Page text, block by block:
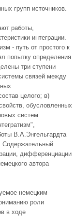
групп источников.
работы,
интеграции.
- путь от простого к
попытку определения
три ступени
связей между
целого; в)
обусловленных
систем
В.А.Энгельгардта
Содержательный
дифференциации
автора
немецким
роли
в ходе